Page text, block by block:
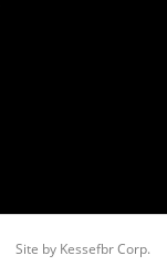
Site by Kessefbr Corp.